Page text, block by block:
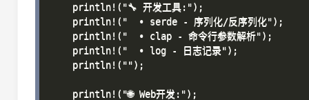
    println!("🔧 开发工具:");
    println!("  • serde - 序列化/反序列化");
    println!("  • clap - 命令行参数解析");
    println!("  • log - 日志记录");
    println!("");
    println!("🌐 Web开发:");